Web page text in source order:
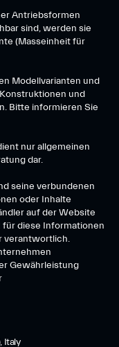
Antriebsformen
sind, werden sie
(Masseinheit für
Modellvarianten und
und
Bitte informieren Sie
nur allgemeinen
dar.
seine verbundenen
oder Inhalte
auf der Website
diese Informationen
verantwortlich.
Gewährleistung
Italy